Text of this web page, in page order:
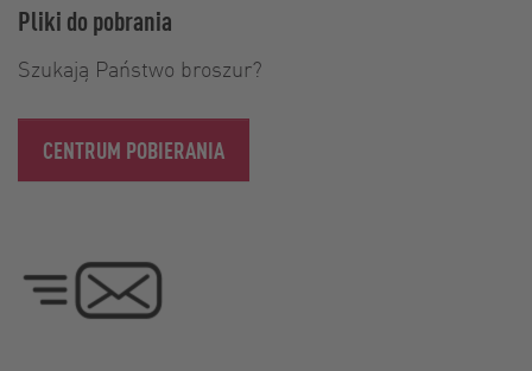
Pliki do pobrania
Szukają Państwo broszur?
CENTRUM POBIERANIA